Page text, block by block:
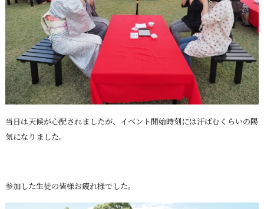
当日は天候が心配されましたが、イベント開始時刻には汗ばむくらいの陽
気になりました。
参加した生徒の皆様お疲れ様でした。